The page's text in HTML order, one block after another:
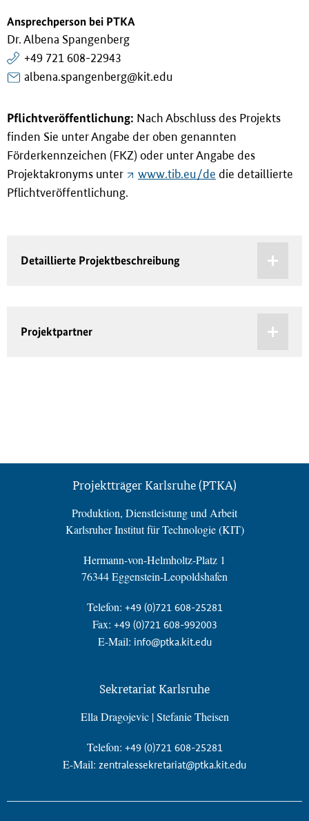
Ansprechperson bei PTKA
Dr. Albena Spangenberg
+49 721 608-22943
albena.spangenberg@kit.edu
Pflichtveröffentlichung: Nach Abschluss des Projekts
finden Sie unter Angabe der oben genannten
Förderkennzeichen (FKZ) oder unter Angabe des
Projektakronyms unter
www.tib.eu/de die detaillierte
Pflichtveröffentlichung.
Detaillierte Projektbeschreibung
Projektpartner
Projektträger Karlsruhe (PTKA)
Produktion, Dienstleistung und Arbeit
Karlsruher Institut für Technologie (KIT)
Hermann-von-Helmholtz-Platz 1
76344 Eggenstein-Leopoldshafen
Telefon: +49 (0)721 608-25281
Fax: +49 (0)721 608-992003
E-Mail: info@ptka.kit.edu
Sekretariat Karlsruhe
Ella Dragojevic | Stefanie Theisen
Telefon: +49 (0)721 608-25281
E-Mail: zentralessekretariat@ptka.kit.edu